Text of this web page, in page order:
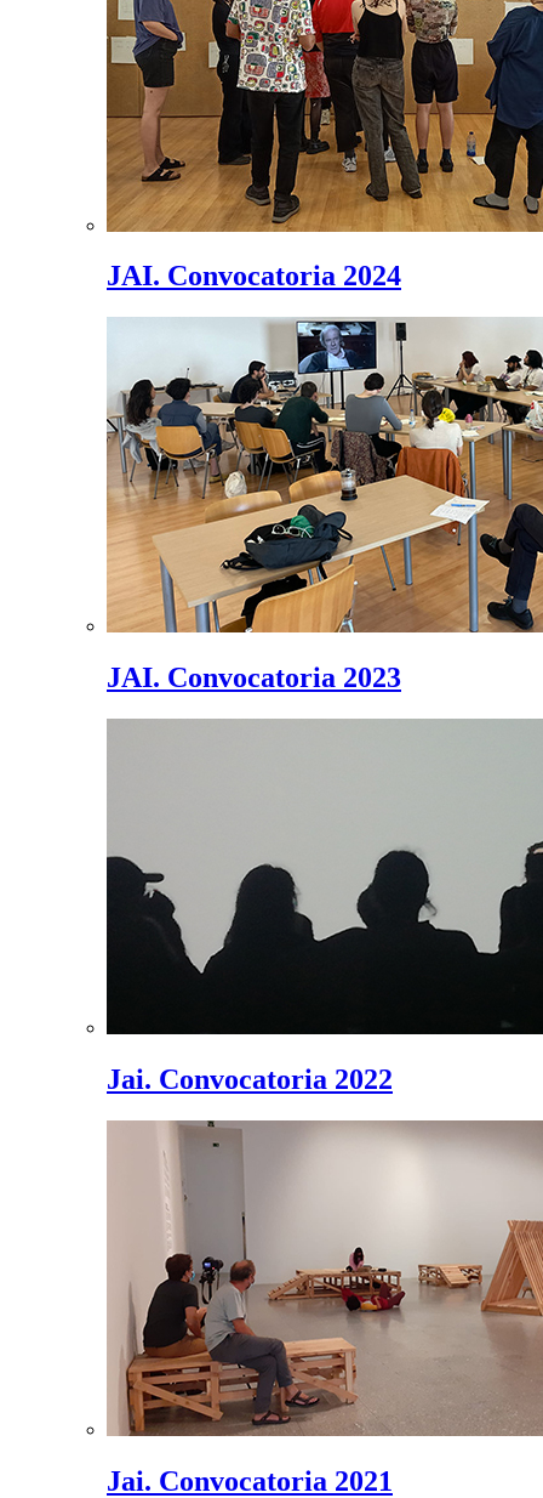
JAI. Convocatoria 2024
JAI. Convocatoria 2023
Jai. Convocatoria 2022
Jai. Convocatoria 2021